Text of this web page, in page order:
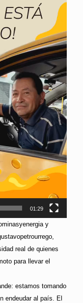
01:29
y
real de quienes
para llevar el
estamos tomando
endeudar al país. El